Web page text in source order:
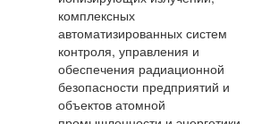
комплексных
автоматизированных систем
контроля, управления и
обеспечения радиационной
безопасности предприятий и
объектов атомной